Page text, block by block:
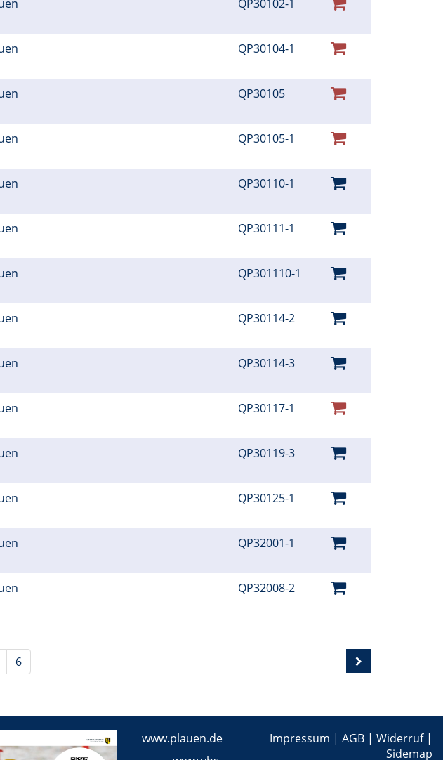
QP30102-1
QP30104-1
QP30105
QP30105-1
QP30110-1
QP30111-1
QP301110-1
QP30114-2
QP30114-3
QP30117-1
QP30119-3
QP30125-1
QP32001-1
QP32008-2
6
www.plauen.de
Impressum | AGB| Widerruf|
Sidemap